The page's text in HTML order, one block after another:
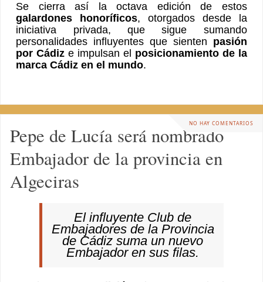
Se cierra así la octava edición de estos
galardones honoríficos, otorgados desde la
iniciativa privada, que sigue sumando
personalidades influyentes que sienten pasión
por Cádiz e impulsan el posicionamiento de la
marca Cádiz en el mundo.
NO HAY COMENTARIOS
Pepe de Lucía será nombrado
Embajador de la provincia en
Algeciras
El influyente Club de
Embajadores de la Provincia
de Cádiz suma un nuevo
Embajador en sus filas.